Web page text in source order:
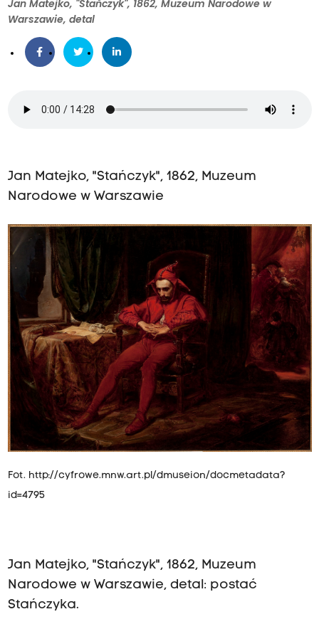
Jan Matejko, "Stańczyk", 1862, Muzeum Narodowe w
Warszawie, detal
Jan Matejko, "Stańczyk", 1862, Muzeum
Narodowe w Warszawie
Fot. http://cyfrowe.mnw.art.pl/dmuseion/docmetadata?
id=4795
Jan Matejko, "Stańczyk", 1862, Muzeum
Narodowe w Warszawie, detal: postać
Stańczyka.